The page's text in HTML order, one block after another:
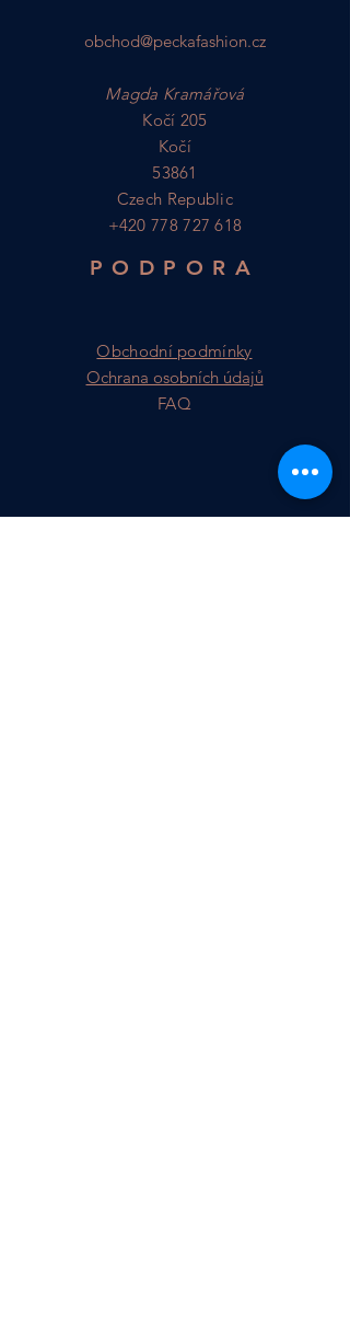
obchod@peckafashion.cz
Magda Kramářová
Kočí 205
Kočí
53861
Czech Republic
+420 778 727 618
PODPORA
Obchodní podmínky
Ochrana osobních údajů
FAQ